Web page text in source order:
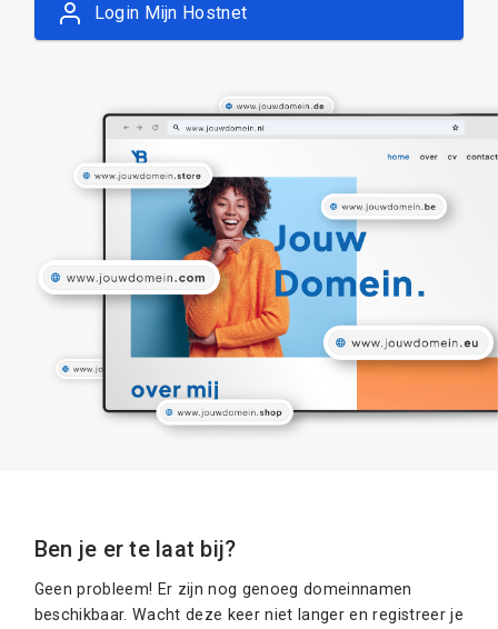
Login Mijn Hostnet
Ben je er te laat bij?
Geen probleem! Er zijn nog genoeg domeinnamen
beschikbaar. Wacht deze keer niet langer en registreer je